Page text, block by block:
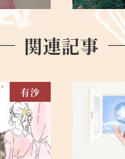
関連記事
有沙